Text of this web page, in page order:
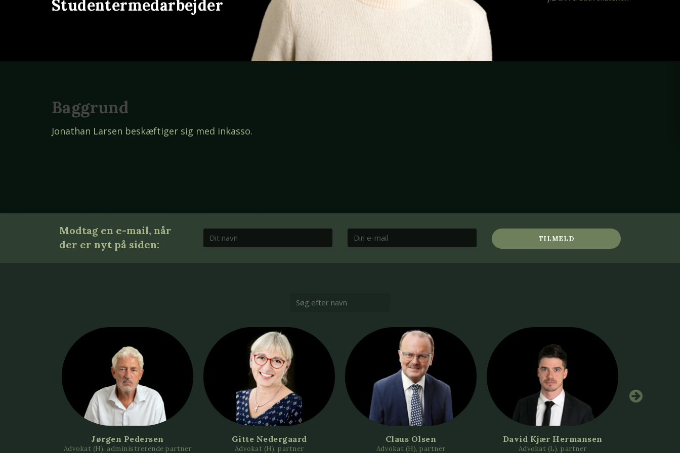
Studentermedarbejder
Baggrund
Jonathan Larsen beskæftiger sig med inkasso.
Modtag en e-mail, når
der er nyt på siden:
TILMELD
Jørgen Pedersen
Advokat (H), administrerende partner
Gitte Nedergaard
Advokat (H), partner
Claus Olsen
Advokat (H), partner
David Kjær Hermansen
Advokat (L), partner